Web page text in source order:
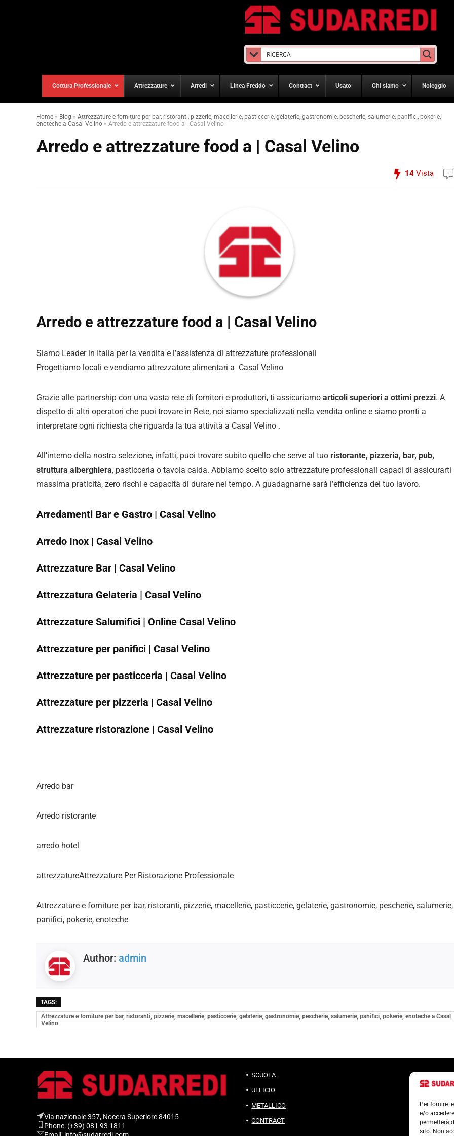
Per fornire
e/o
permetterà
sito. Non
Cottura Professionale Attrezzature Arredi Linea Freddo Contract Usato Chi siamo Noleggio
Home » Blog » Attrezzature e forniture per bar, ristoranti, pizzerie, macellerie, pasticcerie, gelaterie, gastronomie, pescherie, salumerie, panifici, pokerie,
enoteche a Casal Velino » Arredo e attrezzature food a | Casal Velino
Arredo e attrezzature food a | Casal Velino
14 Vista
Arredo e attrezzature food a | Casal Velino
Siamo Leader in Italia per la vendita e l’assistenza di attrezzature professionali
Progettiamo locali e vendiamo attrezzature alimentari a Casal Velino
Grazie alle partnership con una vasta rete di fornitori e produttori, ti assicuriamo articoli superiori a ottimi prezzi. A
dispetto di altri operatori che puoi trovare in Rete, noi siamo specializzati nella vendita online e siamo pronti a
interpretare ogni richiesta che riguarda la tua attività a Casal Velino .
All’interno della nostra selezione, infatti, puoi trovare subito quello che serve al tuo ristorante, pizzeria, bar, pub,
struttura alberghiera, pasticceria o tavola calda. Abbiamo scelto solo attrezzature professionali capaci di assicurarti
massima praticità, zero rischi e capacità di durare nel tempo. A guadagnarne sarà l’efficienza del tuo lavoro.
Arredamenti Bar e Gastro | Casal Velino
Arredo Inox | Casal Velino
Attrezzature Bar | Casal Velino
Attrezzatura Gelateria | Casal Velino
Attrezzature Salumifici | Online Casal Velino
Attrezzature per panifici | Casal Velino
Attrezzature per pasticceria | Casal Velino
Attrezzature per pizzeria | Casal Velino
Attrezzature ristorazione | Casal Velino
Arredo bar
Arredo ristorante
arredo hotel
attrezzatureAttrezzature Per Ristorazione Professionale
Attrezzature e forniture per bar, ristoranti, pizzerie, macellerie, pasticcerie, gelaterie, gastronomie, pescherie, salumerie,
panifici, pokerie, enoteche
Author: admin
TAGS:
Attrezzature e forniture per bar, ristoranti, pizzerie, macellerie, pasticcerie, gelaterie, gastronomie, pescherie, salumerie, panifici, pokerie, enoteche a Casal
Velino
Via nazionale 357, Nocera Superiore 84015​
Phone: (+39) 081 93 1811
SCUOLA
UFFICIO
METALLICO
CONTRACT